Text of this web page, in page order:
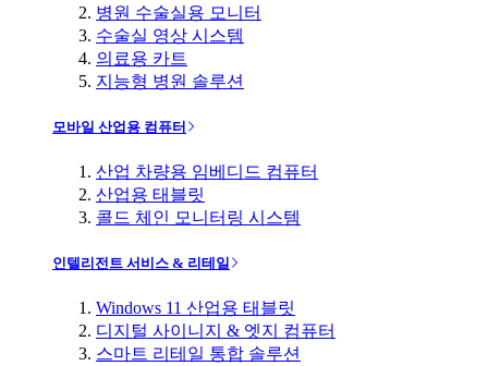
병원 수술실용 모니터
수술실 영상 시스템
의료용 카트
지능형 병원 솔루션
모바일 산업용 컴퓨터
산업 차량용 임베디드 컴퓨터
산업용 태블릿
콜드 체인 모니터링 시스템
인텔리전트 서비스 & 리테일
Windows 11 산업용 태블릿
디지털 사이니지 & 엣지 컴퓨터
스마트 리테일 통합 솔루션